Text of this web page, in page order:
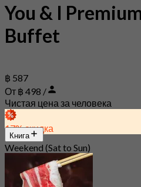
You & I
Buffet
฿ 587
От ฿ 498 /
Чистая цена за человека
17% скидка
Книга
Weekend (Sat to Sun)